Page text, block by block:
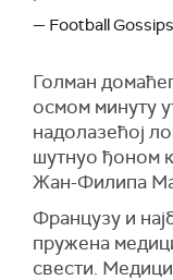
— Football
Голман
осмом минуту
надолазећој
шутнуо ђоном
Жан-Филипа
Французу и
пружена
свести.